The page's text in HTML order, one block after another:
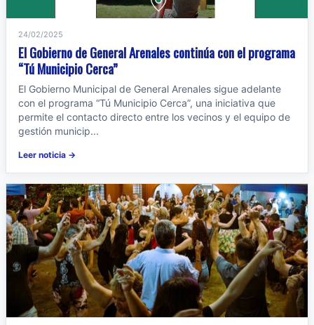
24/02/2025
El Gobierno de General Arenales continúa con el programa
“Tú Municipio Cerca”
El Gobierno Municipal de General Arenales sigue adelante
con el programa “Tú Municipio Cerca”, una iniciativa que
permite el contacto directo entre los vecinos y el equipo de
gestión municip...
Leer noticia →